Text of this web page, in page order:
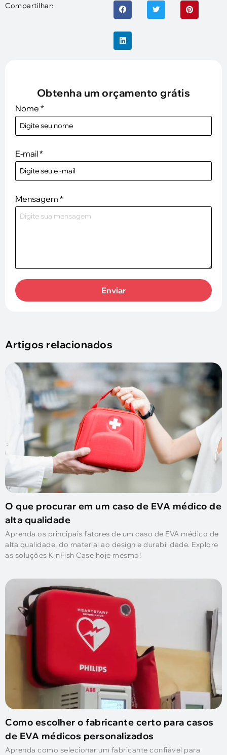
Compartilhar:
Obtenha um orçamento grátis
Nome *
E-mail*
Mensagem *
Enviar
Artigos relacionados
O que procurar em um caso de EVA médico de
alta qualidade
Aprenda os principais fatores de um caso de EVA médico de
alta qualidade, do material ao design e durabilidade. Explore
as soluções KinFish Case hoje mesmo!
Como escolher o fabricante certo para casos
de EVA médicos personalizados
Aprenda como selecionar um fabricante confiável para